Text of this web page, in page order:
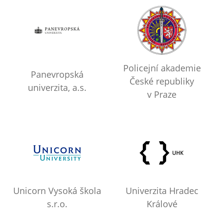
Panevropská
univerzita, a.s.
Policejní akademie
České republiky
v Praze
Unicorn Vysoká škola
s.r.o.
Univerzita Hradec
Králové